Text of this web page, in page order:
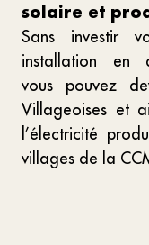
solaire et
Sans investir
installation en
vous pouvez
Villageoises et
l’électricité
villages de la